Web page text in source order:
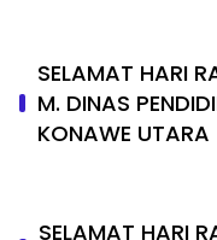
SELAMAT HARI
M. DINAS
KONAWE UTARA
SELAMAT HARI